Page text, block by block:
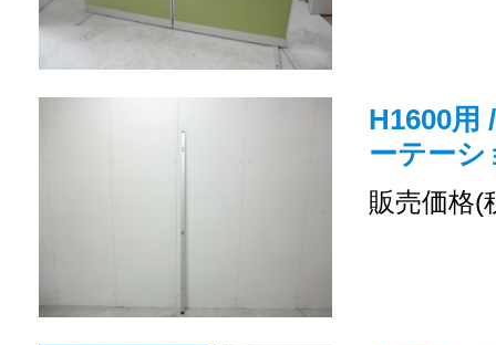
H1600用
ーテー
販売価格(